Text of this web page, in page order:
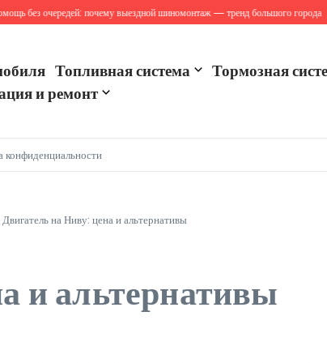
без очередей: почему выездной шиномонтаж — тренд большого города
Топливная система Тормозная
и ремонт
конфиденциальности
Двигатель на Ниву: цена и альтернативы
и альтернативы